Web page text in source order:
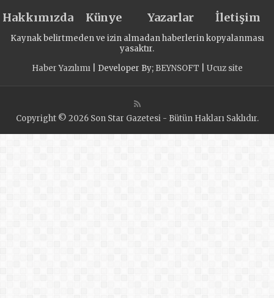
TARTIŞMAYA
AÇILDI
Hakkımızda Künye Yazarlar İletişim
Kaynak belirtmeden ve izin almadan haberlerin kopyalanması
yasaktır.
Haber Yazılımı| Developer By; BEYNSOFT Ucuz site
Copyright © 2026 Son Star Gazetesi - Bütün Hakları Saklıdır.